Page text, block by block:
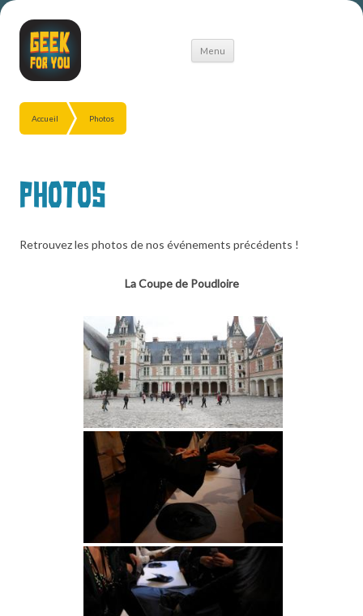
Menu
Aller
Accueil Photos
Photos
Retrouvez les photos de nos événements précédents !
La Coupe de Poudloire